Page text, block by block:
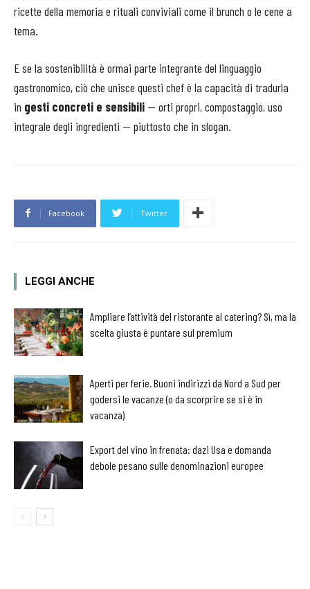
ricette della memoria e rituali conviviali come il brunch o le cene a
tema.
E se la sostenibilità è ormai parte integrante del linguaggio
gastronomico, ciò che unisce questi chef è la capacità di tradurla
in gesti concreti e sensibili — orti propri, compostaggio, uso
integrale degli ingredienti — piuttosto che in slogan.
Facebook Twitter
LEGGI ANCHE
Ampliare l’attività del ristorante al catering? Sì, ma la
scelta giusta è puntare sul premium
Aperti per ferie. Buoni indirizzi da Nord a Sud per
godersi le vacanze (o da scorprire se si è in
vacanza)
Export del vino in frenata: dazi Usa e domanda
debole pesano sulle denominazioni europee